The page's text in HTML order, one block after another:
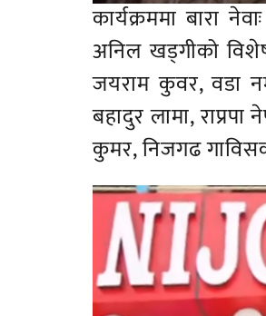
कार्यक्रममा बारा
अनिल खड्गीको
जयराम कुवर, वडा
बहादुर लामा,
कुमर, निजगढ